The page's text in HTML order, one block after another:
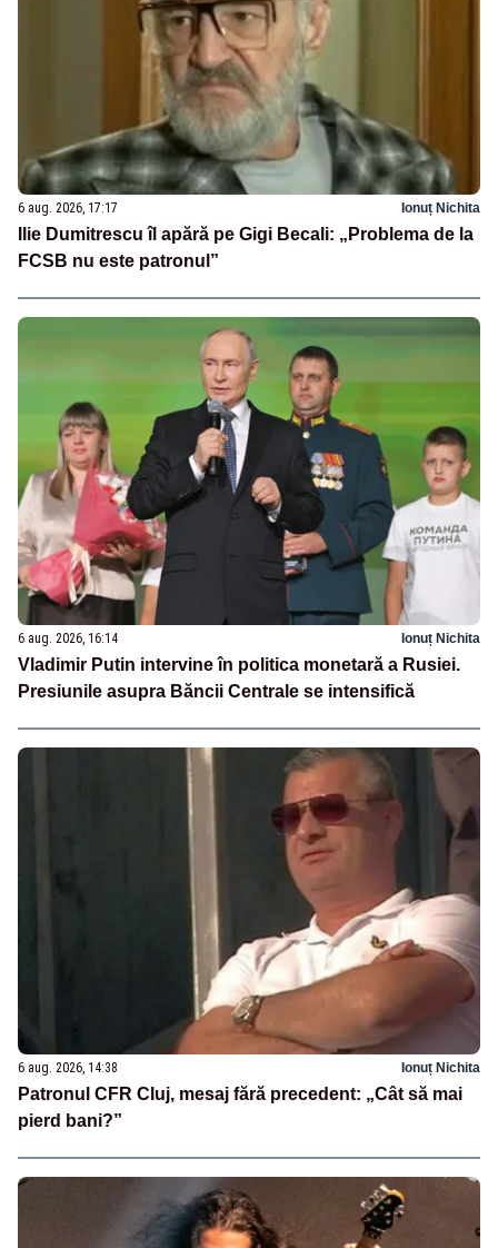
6 aug. 2026, 17:17 Ionuț Nichita
Ilie Dumitrescu îl apără pe Gigi Becali: „Problema de la
FCSB nu este patronul”
6 aug. 2026, 16:14 Ionuț Nichita
Vladimir Putin intervine în politica monetară a Rusiei.
Presiunile asupra Băncii Centrale se intensifică
6 aug. 2026, 14:38 Ionuț Nichita
Patronul CFR Cluj, mesaj fără precedent: „Cât să mai
pierd bani?”